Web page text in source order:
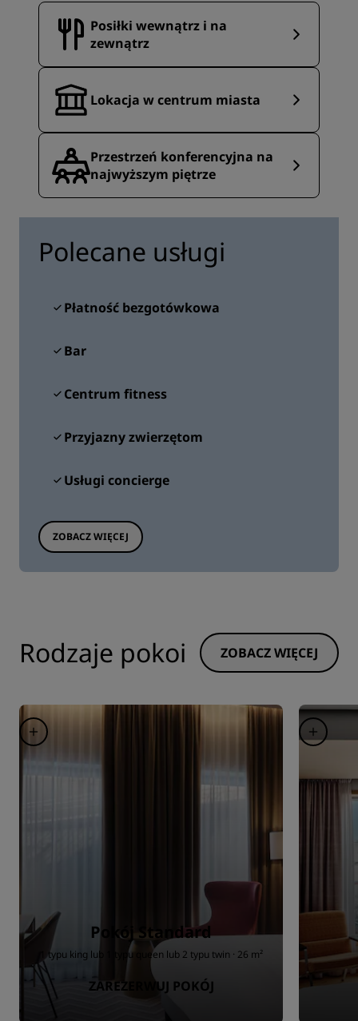
Posiłki wewnątrz i na
zewnątrz
Lokacja w centrum miasta
Przestrzeń konferencyjna na
najwyższym piętrze
Polecane usługi
Płatność bezgotówkowa
Bar
Centrum fitness
Przyjazny zwierzętom
Usługi concierge
ZOBACZ WIĘCEJ
Rodzaje pokoi ZOBACZ WIĘCEJ
Pokój Standard
1 typu king lub 1 typu queen lub 2 typu twin · 26 m²
ZAREZERWUJ POKÓJ